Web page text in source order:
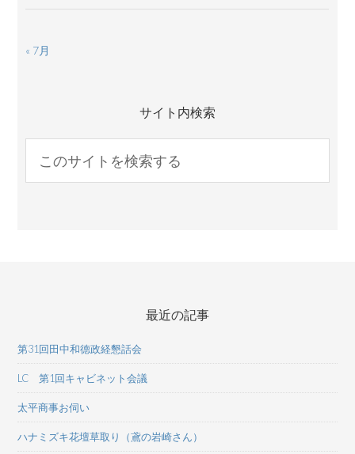
« 7月
サイト内検索
最近の記事
第31回田中和德政経懇話会
LC 第1回キャビネット会議
太平商事お伺い
ハナミズキ花壇草取り（鳶の岩崎さん）